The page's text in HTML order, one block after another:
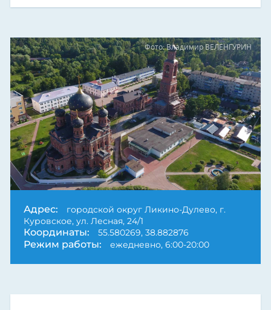
Фото: Владимир ВЕЛЕНГУРИН
Адрес:
городской округ Ликино-Дулево, г.
Куровское, ул. Лесная, 24/1
Координаты: 55.580269, 38.882876
Режим работы: ежедневно, 6:00-20:00